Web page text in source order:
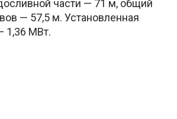
части — 71 м, общий
— 57,5 м. Установленная
1,36 МВт.